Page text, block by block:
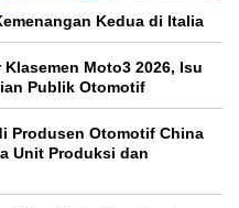
Kedua di Italia
Klasemen Moto3 2026, Isu
Publik Otomotif
Produsen Otomotif China
Unit Produksi dan